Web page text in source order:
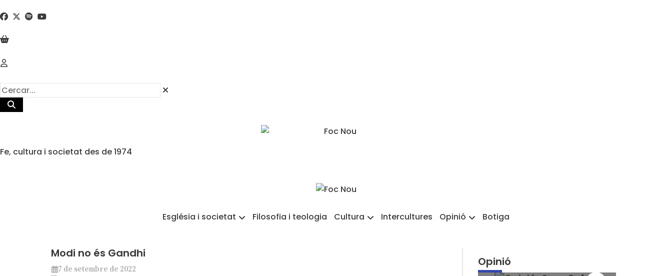
Fe, cultura i societat des de 1974
Església i societat Filosofia i teologia Cultura Intercultures Opinió Botiga
Modi no és Gandhi
7 de setembre de 2022
Opinió